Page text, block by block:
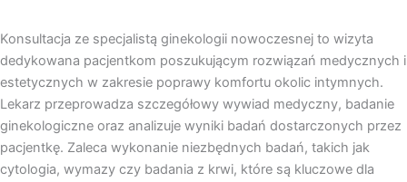
Konsultacja ze specjalistą ginekologii nowoczesnej to wizyta
dedykowana pacjentkom poszukującym rozwiązań medycznych i
estetycznych w zakresie poprawy komfortu okolic intymnych.
Lekarz przeprowadza szczegółowy wywiad medyczny, badanie
ginekologiczne oraz analizuje wyniki badań dostarczonych przez
pacjentkę. Zaleca wykonanie niezbędnych badań, takich jak
cytologia, wymazy czy badania z krwi, które są kluczowe dla